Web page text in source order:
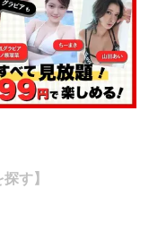
す】